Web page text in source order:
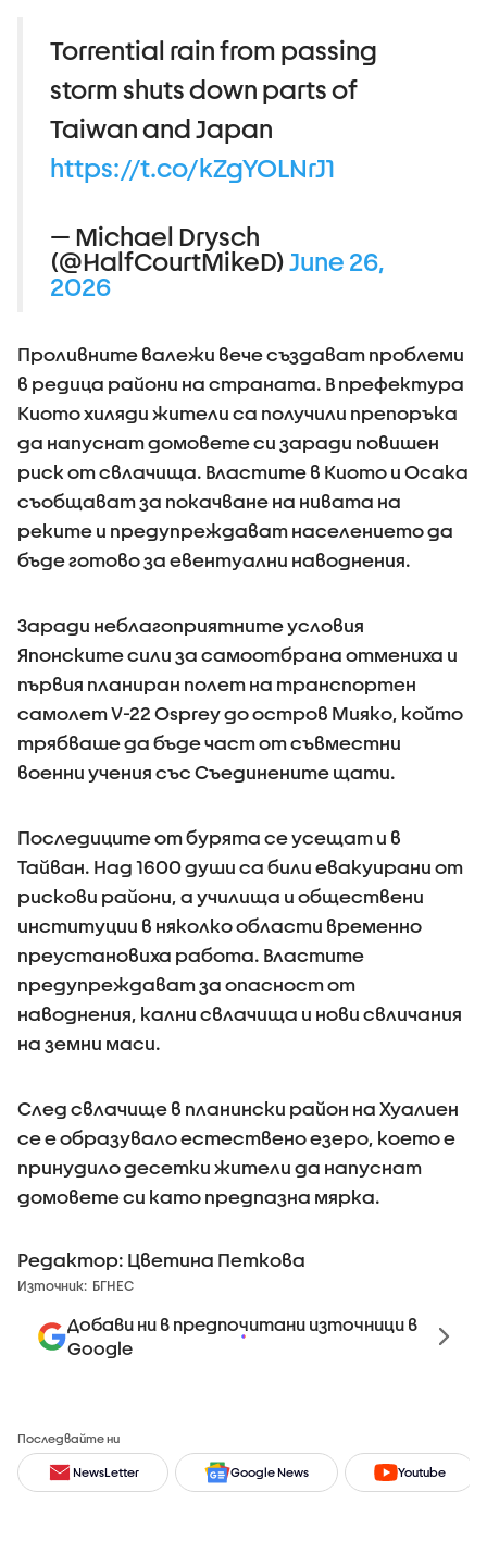
Torrential rain from passing
storm shuts down parts of
Taiwan and Japan
https://t.co/kZgYOLNrJ1
— Michael Drysch
(@HalfCourtMikeD)June 26,
2026
Проливните валежи вече създават проблеми
в редица райони на страната. В префектура
Киото хиляди жители са получили препоръка
да напуснат домовете си заради повишен
риск от свлачища. Властите в Киото и Осака
съобщават за покачване на нивата на
реките и предупреждават населението да
бъде готово за евентуални наводнения.
Заради неблагоприятните условия
Японските сили за самоотбрана отмениха и
първия планиран полет на транспортен
самолет V-22 Osprey до остров Мияко, който
трябваше да бъде част от съвместни
военни учения със Съединените щати.
Последиците от бурята се усещат и в
Тайван. Над 1600 души са били евакуирани от
рискови райони, а училища и обществени
институции в няколко области временно
преустановиха работа. Властите
предупреждават за опасност от
наводнения, кални свлачища и нови свличания
на земни маси.
След свлачище в планински район на Хуалиен
се е образувало естествено езеро, което е
принудило десетки жители да напуснат
домовете си като предпазна мярка.
Редактор: Цветина Петкова
Източник: БГНЕС
Добави ни в предпочитани източници в
Google
Последвайте ни
NewsLetter Google News Youtube